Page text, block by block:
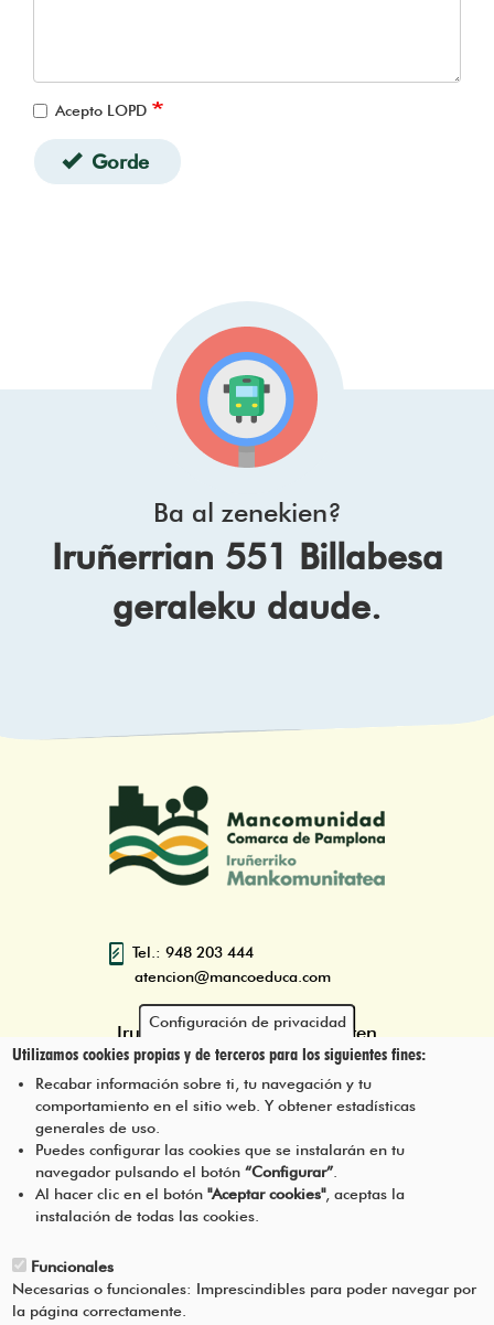
Acepto LOPD
Gorde
Ba al zenekien?
Iruñerrian 551 Billabesa
geraleku daude.
Tel.: 948 203 444
atencion@mancoeduca.com
Iruñerriko Mankomunitatearen
Ingurumen Heziketarako Eskola
Programa
Pie
Menú
JARRI HARREMANETAN GUREKIN
ZERBITZUAREN BALDINTZAK
Configuración de privacidad
Utilizamos cookies propias y de terceros para los siguientes fines:
Recabar información sobre ti, tu navegación y tu
comportamiento en el sitio web. Y obtener estadísticas
generales de uso.
Puedes configurar las cookies que se instalarán en tu
navegador pulsando el botón“Configurar”
Al hacer clic en el botón"Aceptar cookies", aceptas la
instalación de todas las cookies.
Funcionales
Necesarias o funcionales: Imprescindibles para poder navegar por
la página correctamente.